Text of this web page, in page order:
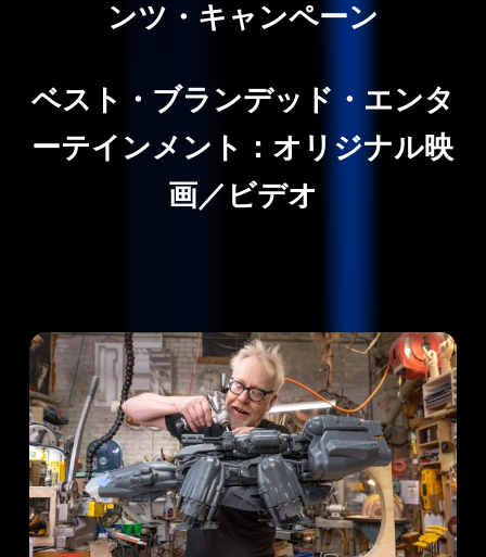
ンツ・キャンペーン
ベスト・ブランデッド・エンタ
ーテインメント：オリジナル映
画／ビデオ